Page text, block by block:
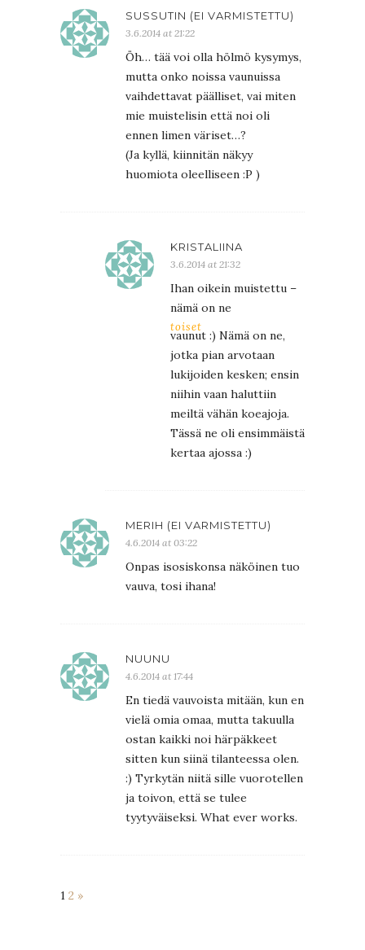
SUSSUTIN (EI VARMISTETTU)
3.6.2014 at 21:22
Öh… tää voi olla hölmö kysymys,
mutta onko noissa vaunuissa
vaihdettavat päälliset, vai miten
mie muistelisin että noi oli
ennen limen väriset…?
(Ja kyllä, kiinnitän näkyy
huomiota oleelliseen :P )
KRISTALIINA
3.6.2014 at 21:32
Ihan oikein muistettu –
nämä on ne
toiset
vaunut :) Nämä on ne,
jotka pian arvotaan
lukijoiden kesken; ensin
niihin vaan haluttiin
meiltä vähän koeajoja.
Tässä ne oli ensimmäistä
kertaa ajossa :)
MERIH (EI VARMISTETTU)
4.6.2014 at 03:22
Onpas isosiskonsa näköinen tuo
vauva, tosi ihana!
NUUNU
4.6.2014 at 17:44
En tiedä vauvoista mitään, kun en
vielä omia omaa, mutta takuulla
ostan kaikki noi härpäkkeet
sitten kun siinä tilanteessa olen.
:) Tyrkytän niitä sille vuorotellen
ja toivon, että se tulee
tyytyväiseksi. What ever works.
1 2 »